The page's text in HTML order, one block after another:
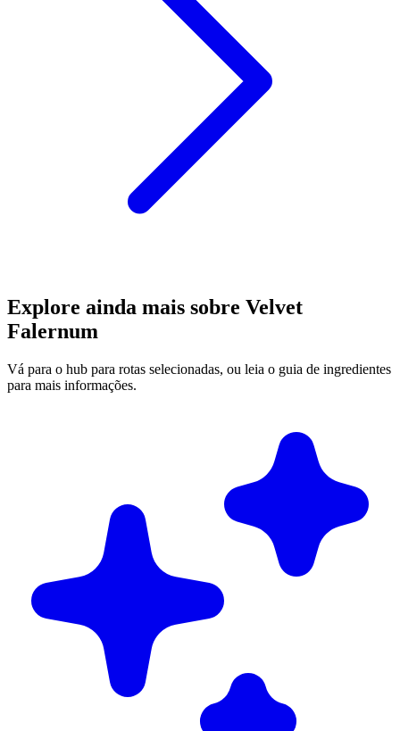
Explore ainda mais sobre Velvet
Falernum
Vá para o hub para rotas selecionadas, ou leia o guia de ingredientes
para mais informações.